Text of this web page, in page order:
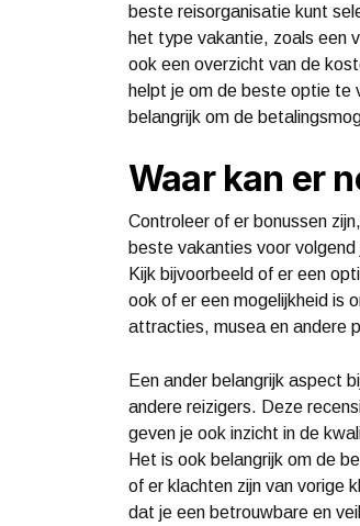
beste reisorganisatie kunt
het type vakantie, zoals een
ook een overzicht van de
helpt je om de beste optie te
belangrijk om de
Waar kan er
Controleer of er bonussen
beste vakanties voor
Kijk bijvoorbeeld of er een
ook of er een mogelijkheid is
attracties, musea en andere
Een ander belangrijk aspect
andere reizigers. Deze
geven je ook inzicht in de
Het is ook belangrijk om de
of er klachten zijn van vorige
dat je een betrouwbare en